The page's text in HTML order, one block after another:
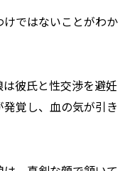
ではないことがわか
彼氏と性交渉を避妊
覚し、血の気が引き